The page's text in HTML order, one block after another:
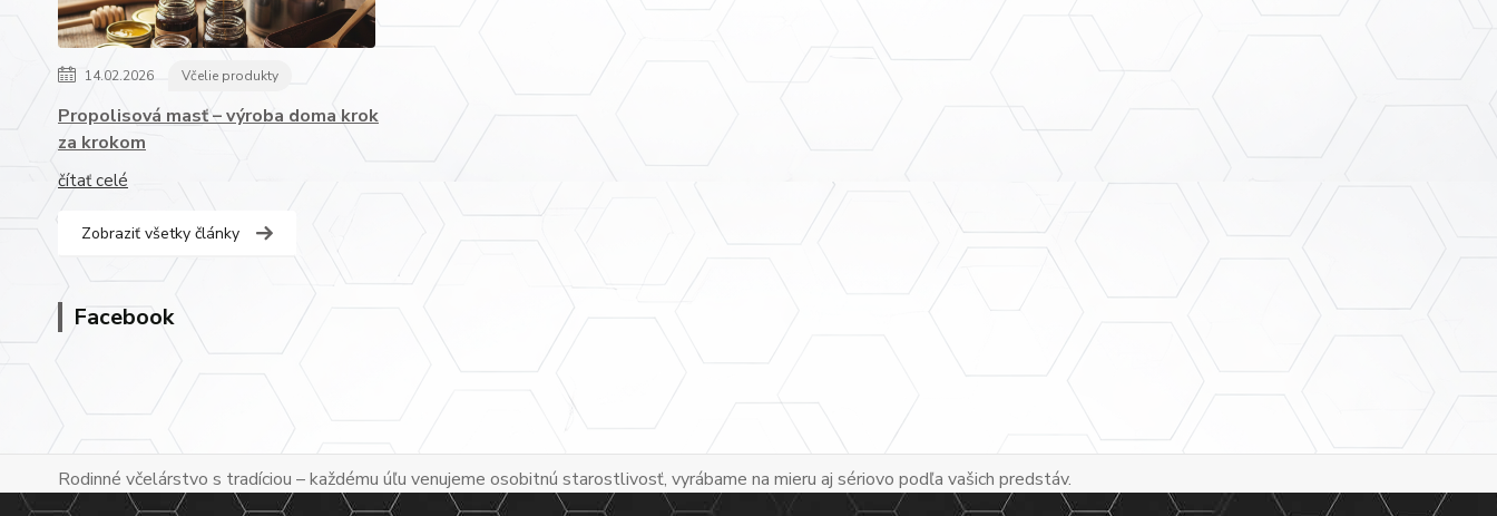
14.02.2026 Včelie produkty
Propolisová masť – výroba doma krok
za krokom
čítať celé
Zobraziť všetky články
Facebook
Rodinné včelárstvo s tradíciou – každému úľu venujeme osobitnú starostlivosť, vyrábame na mieru aj sériovo podľa vašich predstáv.